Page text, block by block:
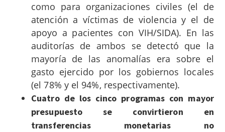
como para organizaciones civiles (el de
atención a víctimas de violencia y el de
apoyo a pacientes con VIH/SIDA). En las
auditorías de ambos se detectó que la
mayoría de las anomalías era sobre el
gasto ejercido por los gobiernos locales
(el 78% y el 94%, respectivamente).
Cuatro de los cinco programas con mayor
presupuesto se convirtieron en
transferencias monetarias no